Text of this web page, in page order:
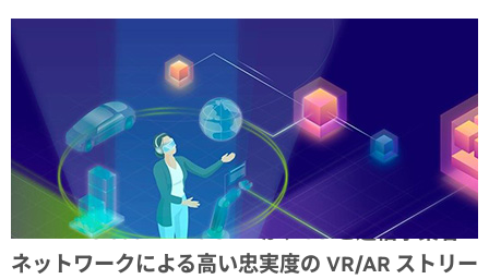
NVIDIA CloudXR 1.0 SDK が、5G と通信事業者
ネットワークによる高い忠実度の VR/AR ストリー